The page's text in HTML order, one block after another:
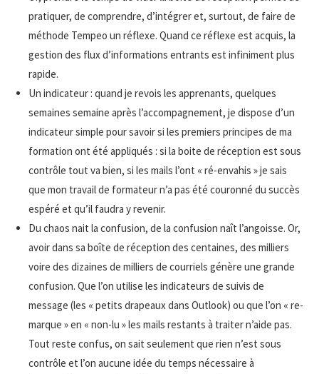
pratiquer, de comprendre, d’intégrer et, surtout, de faire de
méthode Tempeo un réflexe. Quand ce réflexe est acquis, la
gestion des flux d’informations entrants est infiniment plus
rapide.
Un indicateur : quand je revois les apprenants, quelques
semaines semaine après l’accompagnement, je dispose d’un
indicateur simple pour savoir si les premiers principes de ma
formation ont été appliqués : si la boite de réception est sous
contrôle tout va bien, si les mails l’ont « ré-envahis » je sais
que mon travail de formateur n’a pas été couronné du succès
espéré et qu’il faudra y revenir.
Du chaos nait la confusion, de la confusion naît l’angoisse. Or,
avoir dans sa boîte de réception des centaines, des milliers
voire des dizaines de milliers de courriels génère une grande
confusion. Que l’on utilise les indicateurs de suivis de
message (les « petits drapeaux dans Outlook) ou que l’on « re-
marque » en « non-lu » les mails restants à traiter n’aide pas.
Tout reste confus, on sait seulement que rien n’est sous
contrôle et l’on aucune idée du temps nécessaire à